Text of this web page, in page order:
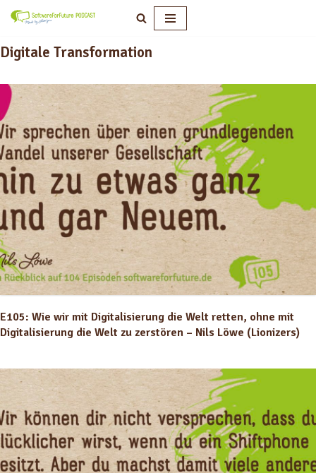
Inhalt
Digitale Transformation
E105: Wie wir mit Digitalisierung die Welt retten, ohne mit
Digitalisierung die Welt zu zerstören – Nils Löwe (Lionizers)